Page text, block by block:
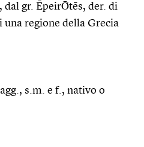
dal gr. ĒpeirṒtēs, der. di
regione della Grecia
agg., s.m. e f., nativo o